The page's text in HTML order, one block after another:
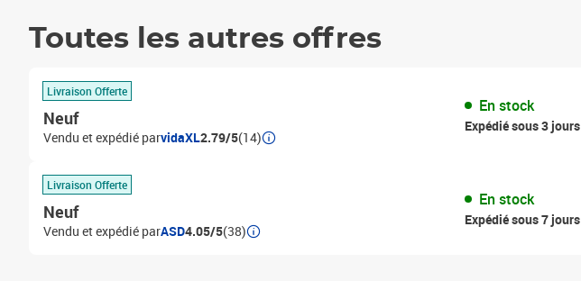
Toutes les autres offres
Livraison Offerte
Neuf
Vendu et expédié parvidaXL2.79/5(14)
En stock
Expédié sous 3 jours
Livraison Offerte
Neuf
Vendu et expédié parASD4.05/5(38)
En stock
Expédié sous 7 jours